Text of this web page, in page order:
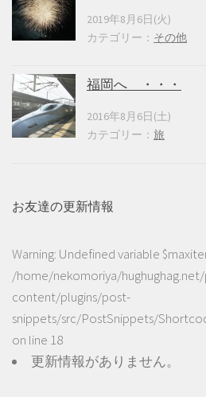
2019年8月6日(火)
カテゴリー： その他
福岡へ ・・・
2016年8月6日(土)
カテゴリー： 旅
お友達の更新情報
Warning: Undefined variable
/home/nekomoriya/
content/plugins/post-
snippets/src/PostSnippets/
on line 18
更新情報がありません。